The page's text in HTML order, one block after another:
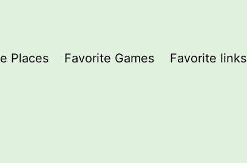
Places Favorite Games Favorite links